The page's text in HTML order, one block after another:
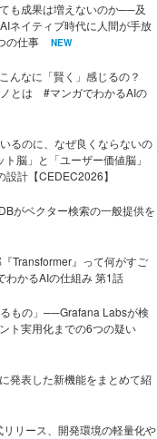
も成果は増えないのか──及
ネイティブ時代に人間が手放
の仕事
NEW
んなに「賢く」感じるの？
とは #マンガでわかるAIの
るのに、なぜ良くならないの
脳」と「ユーザー価値脳」
設計【CEDEC2026】
がベクター検索の一般提供を
Transformer』って何がすご
かるAIの仕組み 第1話
もの」──Grafana Labsが検
ト実用化までの6つの疑い
発表した新機能をまとめて紹
リース、開発環境の軽量化や